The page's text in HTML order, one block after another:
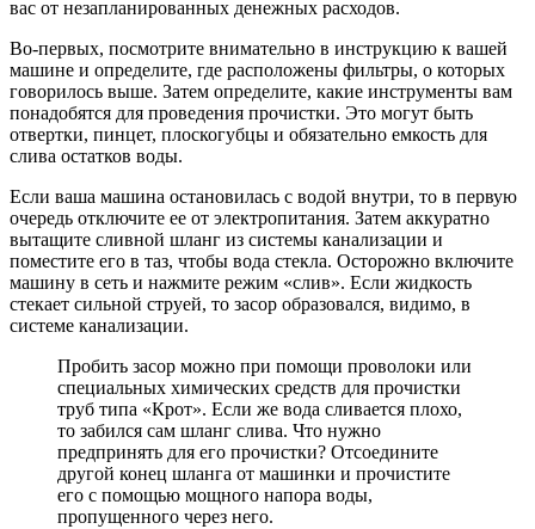
вас от незапланированных денежных расходов.
Во-первых, посмотрите внимательно в инструкцию к вашей
машине и определите, где расположены фильтры, о которых
говорилось выше. Затем определите, какие инструменты вам
понадобятся для проведения прочистки. Это могут быть
отвертки, пинцет, плоскогубцы и обязательно емкость для
слива остатков воды.
Если ваша машина остановилась с водой внутри, то в первую
очередь отключите ее от электропитания. Затем аккуратно
вытащите сливной шланг из системы канализации и
поместите его в таз, чтобы вода стекла. Осторожно включите
машину в сеть и нажмите режим «слив». Если жидкость
стекает сильной струей, то засор образовался, видимо, в
системе канализации.
Пробить засор можно при помощи проволоки или
специальных химических средств для прочистки
труб типа «Крот». Если же вода сливается плохо,
то забился сам шланг слива. Что нужно
предпринять для его прочистки? Отсоедините
другой конец шланга от машинки и прочистите
его с помощью мощного напора воды,
пропущенного через него.